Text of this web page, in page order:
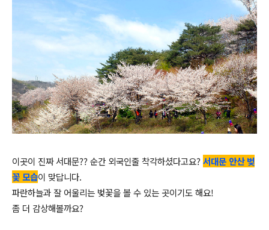
이곳이 진짜 서대문?? 순간 외국인줄 착각하셨다고요?서대문 안산 벚
꽃 모습이 맞답니다.
파란하늘과 잘 어울리는 벚꽃을 볼 수 있는 곳이기도 해요!
좀 더 감상해볼까요?